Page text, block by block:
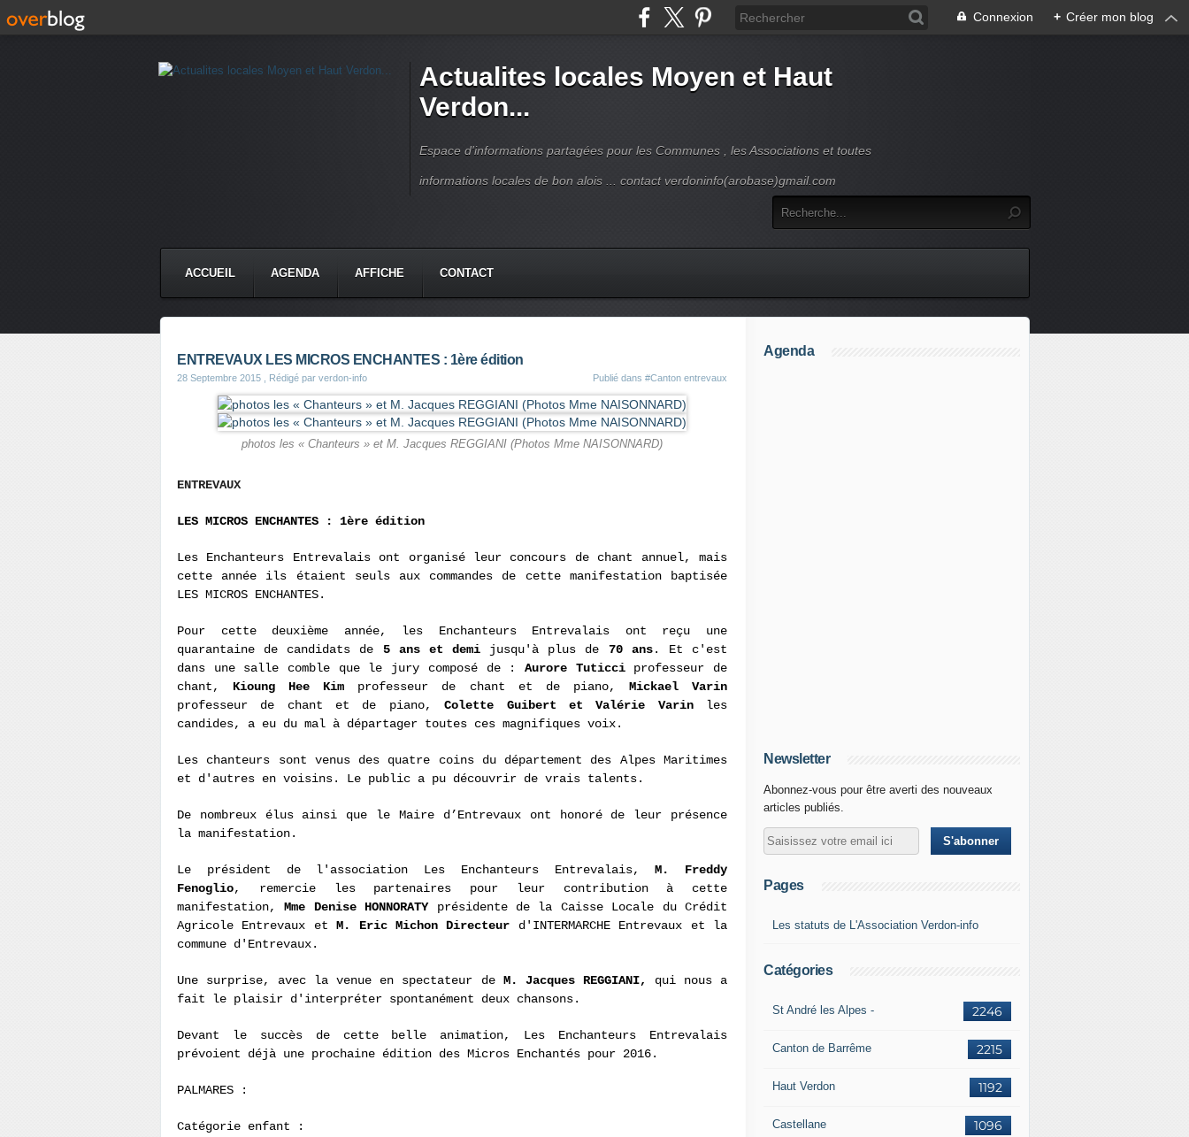
Connexion + Créer mon blog
Actualites locales Moyen et Haut
Verdon...
Espace d'informations partagées pour les Communes , les Associations et toutes
informations locales de bon alois ... contact verdoninfo(arobase)gmail.com
ACCUEIL AGENDA AFFICHE CONTACT
ENTREVAUX LES MICROS ENCHANTES : 1ère édition
28 Septembre 2015 , Rédigé par verdon-info Publié dans #Canton entrevaux
photos les « Chanteurs » et M. Jacques REGGIANI (Photos Mme NAISONNARD)
ENTREVAUX
LES MICROS ENCHANTES : 1ère édition
Les Enchanteurs Entrevalais ont organisé leur concours de chant annuel, mais
cette année ils étaient seuls aux commandes de cette manifestation baptisée
LES MICROS ENCHANTES.
Pour cette deuxième année, les Enchanteurs Entrevalais ont reçu une
quarantaine de candidats de 5 ans et demi jusqu'à plus de 70 ans. Et c'est
dans une salle comble que le jury composé de : Aurore Tuticci professeur de
chant, Kioung Hee Kim professeur de chant et de piano, Mickael Varin
professeur de chant et de piano,Colette Guibert et Valérie Varinles
candides, a eu du mal à départager toutes ces magnifiques voix.
Les chanteurs sont venus des quatre coins du département des Alpes Maritimes
et d'autres en voisins. Le public a pu découvrir de vrais talents.
De nombreux élus ainsi que le Maire d’Entrevaux ont honoré de leur présence
la manifestation.
Le président de l'association Les Enchanteurs Entrevalais,M. Freddy
Fenoglio, remercie les partenaires pour leur contribution à cette
manifestation,Mme Denise HONNORATY présidente de la Caisse Locale du Crédit
Agricole Entrevaux etM. Eric Michon Directeur d'INTERMARCHE Entrevaux et la
commune d'Entrevaux.
Une surprise, avec la venue en spectateur de M. Jacques REGGIANI,
qui nous a
fait le plaisir d'interpréter spontanément deux chansons.
Devant le succès de cette belle animation, Les Enchanteurs Entrevalais
prévoient déjà une prochaine édition des Micros Enchantés pour 2016.
PALMARES :
Catégorie enfant :
Agenda
Newsletter
Abonnez-vous pour être averti des nouveaux
articles publiés.
Pages
Les statuts de L'Association Verdon-info
Catégories
2246
St André les Alpes -
2215
Canton de Barrême
1192
Haut Verdon
1096
Castellane